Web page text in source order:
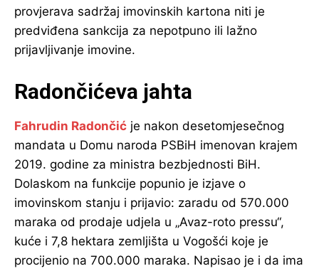
provjerava sadržaj imovinskih kartona niti je
predviđena sankcija za nepotpuno ili lažno
prijavljivanje imovine.
Radončićeva jahta
Fahrudin Radončić je nakon desetomjesečnog
mandata u Domu naroda PSBiH imenovan krajem
2019. godine za ministra bezbjednosti BiH.
Dolaskom na funkcije popunio je izjave o
imovinskom stanju i prijavio: zaradu od 570.000
maraka od prodaje udjela u „Avaz-roto pressu“,
kuće i 7,8 hektara zemljišta u Vogošći koje je
procijenio na 700.000 maraka. Napisao je i da ima